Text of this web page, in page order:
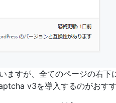
ますが、全てのページの右
v3を導入するのがおすす